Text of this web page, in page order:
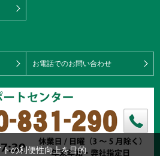
お電話でのお問い合わせ
の利便性向上を目的